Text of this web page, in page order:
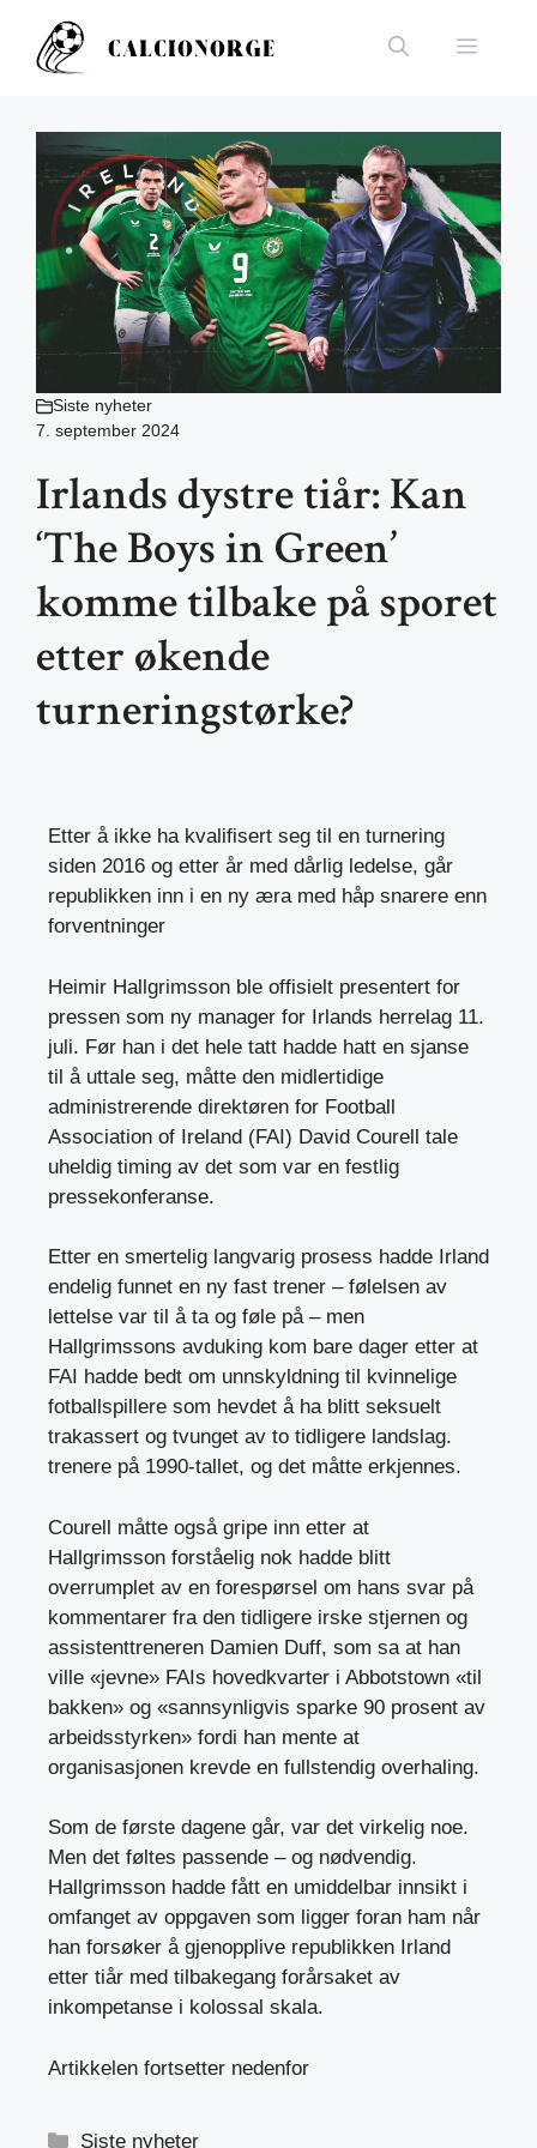
innhold
Meny
Siste nyheter
7. september 2024
Irlands dystre tiår: Kan
‘The Boys in Green’
komme tilbake på sporet
etter økende
turneringstørke?
Etter å ikke ha kvalifisert seg til en turnering
siden 2016 og etter år med dårlig ledelse, går
republikken inn i en ny æra med håp snarere enn
forventninger
Heimir Hallgrimsson ble offisielt presentert for
pressen som ny manager for Irlands herrelag 11.
juli. Før han i det hele tatt hadde hatt en sjanse
til å uttale seg, måtte den midlertidige
administrerende direktøren for Football
Association of Ireland (FAI) David Courell tale
uheldig timing av det som var en festlig
pressekonferanse.
Etter en smertelig langvarig prosess hadde Irland
endelig funnet en ny fast trener – følelsen av
lettelse var til å ta og føle på – men
Hallgrimssons avduking kom bare dager etter at
FAI hadde bedt om unnskyldning til kvinnelige
fotballspillere som hevdet å ha blitt seksuelt
trakassert og tvunget av to tidligere landslag.
trenere på 1990-tallet, og det måtte erkjennes.
Courell måtte også gripe inn etter at
Hallgrimsson forståelig nok hadde blitt
overrumplet av en forespørsel om hans svar på
kommentarer fra den tidligere irske stjernen og
assistenttreneren Damien Duff, som sa at han
ville «jevne» FAIs hovedkvarter i Abbotstown «til
bakken» og «sannsynligvis sparke 90 prosent av
arbeidsstyrken» fordi han mente at
organisasjonen krevde en fullstendig overhaling.
Som de første dagene går, var det virkelig noe.
Men det føltes passende – og nødvendig.
Hallgrimsson hadde fått en umiddelbar innsikt i
omfanget av oppgaven som ligger foran ham når
han forsøker å gjenopplive republikken Irland
etter tiår med tilbakegang forårsaket av
inkompetanse i kolossal skala.
Artikkelen fortsetter nedenfor
Kategorier
Siste nyheter